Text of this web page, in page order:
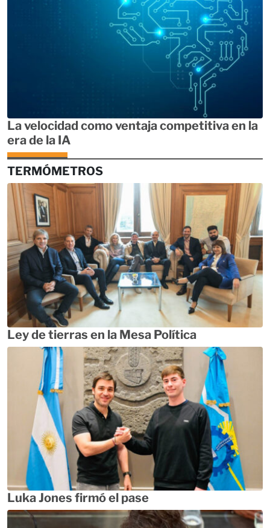
La velocidad como ventaja competitiva en la
era de la IA
TERMÓMETROS
Ley de tierras en la Mesa Política
Luka Jones firmó el pase